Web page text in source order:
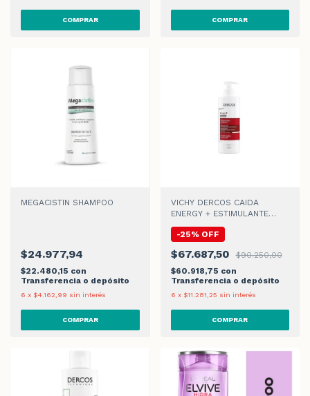
MEGACISTIN SHAMPOO
$24.977,94
$22.480,15 con
Transferencia o depósito
6 x $4.162,99 sin interés
VICHY DERCOS CAIDA
ENERGY + ESTIMULANTE
-25% OFF
$67.687,50
$90.250,00
$60.918,75 con
Transferencia o depósito
6 x $11.281,25 sin interés